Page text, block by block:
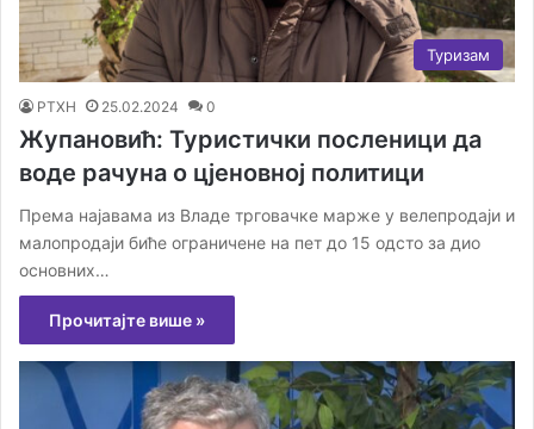
Туризам
РТХН 25.02.2024 0
Жупановић: Туристички посленици да
воде рачуна о цјеновној политици
Према најавама из Владе трговачке марже у велепродаји и
малопродаји биће ограничене на пет до 15 одсто за дио
основних…
Прочитајте више »